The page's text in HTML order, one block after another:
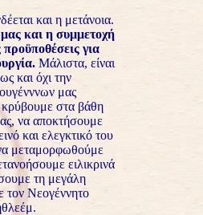
και η μετάνοια.
και η συμμετοχή
για
Μάλιστα, είναι
και όχι την
μας
στα βάθη
να αποκτήσουμε
και ελεγκτικό του
μεταμορφωθούμε
ειλικρινά
τη μεγάλη
τον Νεογέννητο